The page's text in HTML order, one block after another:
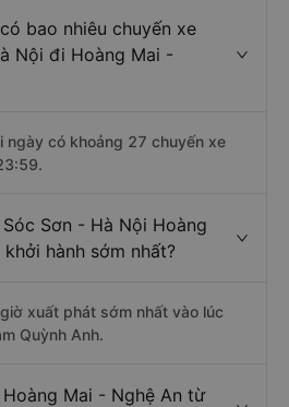
bao nhiêu chuyến xe
Nội đi Hoàng Mai -
ngày có khoảng 27 chuyến xe
Sơn - Hà Nội Hoàng
hành sớm nhất?
xuất phát sớm nhất vào lúc
Quỳnh Anh.
Mai - Nghệ An từ